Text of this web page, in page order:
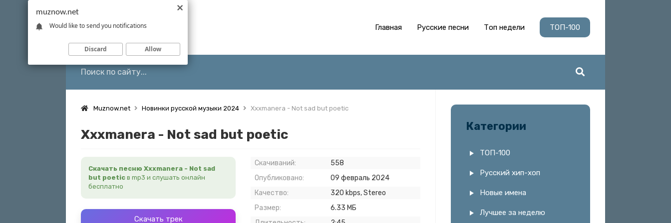
Главная Русские песни Топ недели ТОП-100
Muznow.net Новинки русской музыки 2024 Xxxmanera - Not sad but poetic
Xxxmanera - Not sad but poetic
Скачать песню Xxxmanera - Not sad
but poetic в mp3 и слушать онлайн
бесплатно
Скачать трек
Скачиваний:
558
Опубликовано:
09 февраль 2024
Качество:
320 kbps, Stereo
Размер:
6.33 МБ
Категории
ТОП-100
Русский хип-хоп
Новые имена
Лучшее за неделю
muznow.net
Would like to send you notifications
Discard Allow